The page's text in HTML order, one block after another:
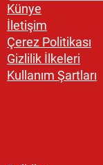
Künye
İletişim
Çerez Politikası
Gizlilik İlkeleri
Kullanım Şartları